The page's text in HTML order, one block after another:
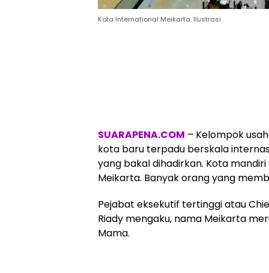
Kota International Meikarta. Ilustrasi
SUARAPENA.COM – Kelompok
kota baru terpadu berskala
yang bakal dihadirkan. Kota
Meikarta. Banyak orang yang
Pejabat eksekutif tertinggi atau
Riady mengaku, nama Meikarta
Mama.